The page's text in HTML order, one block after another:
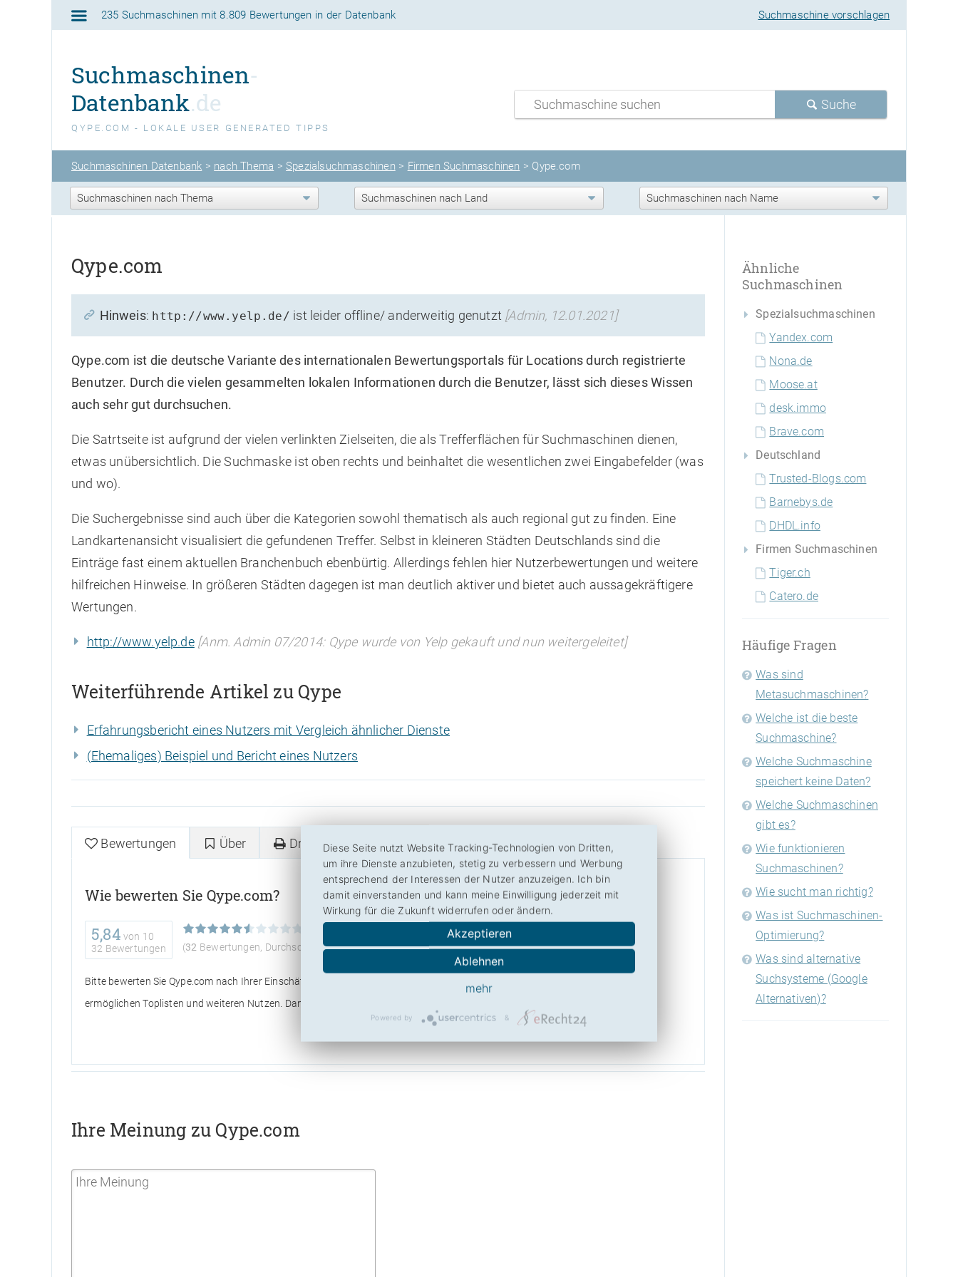
235 Suchmaschinen mit8.809 Bewertungen in der Datenbank Suchmaschine vorschlagen
Suchmaschinen-
Datenbank.de
QYPE.COM - LOKALE USER GENERATED TIPPS
Suche
Suchmaschinen Datenbank > nach Thema >Spezialsuchmaschinen > Firmen Suchmaschinen > Qype.com
Qype.com
Hinweis: http://www.yelp.de/ ist leider offline/ anderweitig genutzt [Admin, 12.01.2021]
Qype.com ist die deutsche Variante des internationalen Bewertungsportals für Locations durch registrierte
Benutzer. Durch die vielen gesammelten lokalen Informationen durch die Benutzer, lässt sich dieses Wissen
auch sehr gut durchsuchen.
Die Satrtseite ist aufgrund der vielen verlinkten Zielseiten, die als Trefferflächen für Suchmaschinen dienen,
etwas unübersichtlich. Die Suchmaske ist oben rechts und beinhaltet die wesentlichen zwei Eingabefelder (was
und wo).
Die Suchergebnisse sind auch über die Kategorien sowohl thematisch als auch regional gut zu finden. Eine
Landkartenansicht visualisiert die gefundenen Treffer. Selbst in kleineren Städten Deutschlands sind die
Einträge fast einem aktuellen Branchenbuch ebenbürtig. Allerdings fehlen hier Nutzerbewertungen und weitere
hilfreichen Hinweise. In größeren Städten dagegen ist man deutlich aktiver und bietet auch aussagekräftigere
Wertungen.
http://www.yelp.de [Anm. Admin 07/2014: Qype wurde von Yelp gekauft und nun weitergeleitet]
Weiterführende Artikel zu Qype
Erfahrungsbericht eines Nutzers mit Vergleich ähnlicher Dienste
(Ehemaliges) Beispiel und Bericht eines Nutzers
Bewertungen
Wie bewerten Sie Qype.com?
5,84 von 10
32 Bewertungen
(32 Bewertungen, Durchschnitt:5,84aus 10)
Bitte bewerten Sie Qype.com nach Ihrer Einschätzung! So helfen Sie anderen Besuchern mit der Beurteilung von Qype.com und
ermöglichen Toplisten und weiteren Nutzen. Danke hierfür!
Über Drucken Social
Ihre Meinung zu Qype.com
Ähnliche
Suchmaschinen
Spezialsuchmaschinen
Yandex.com
Nona.de
Moose.at
desk.immo
Brave.com
Deutschland
Trusted-Blogs.com
Barnebys.de
DHDL.info
Firmen Suchmaschinen
Tiger.ch
Catero.de
Häufige Fragen
Was sind
Metasuchmaschinen?
Welche ist die beste
Suchmaschine?
Welche Suchmaschine
speichert keine Daten?
Welche Suchmaschinen
gibt es?
Wie funktionieren
Suchmaschinen?
Wie sucht man richtig?
Was ist Suchmaschinen-
Optimierung?
Was sind alternative
Suchsysteme (Google
Alternativen)?
Diese Seite nutzt Website Tracking-Technologien von Dritten,
um ihre Dienste anzubieten, stetig zu verbessern und Werbung
entsprechend der Interessen der Nutzer anzuzeigen. Ich bin
damit einverstanden und kann meine Einwilligung jederzeit mit
Wirkung für die Zukunft widerrufen oder ändern.
Akzeptieren
Ablehnen
mehr
Powered by &